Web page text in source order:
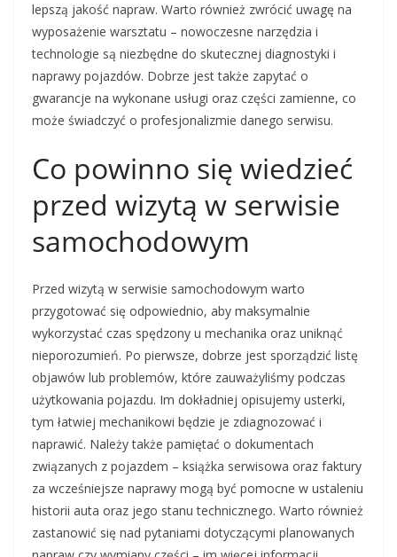
lepszą jakość napraw. Warto również zwrócić uwagę na
wyposażenie warsztatu – nowoczesne narzędzia i
technologie są niezbędne do skutecznej diagnostyki i
naprawy pojazdów. Dobrze jest także zapytać o
gwarancje na wykonane usługi oraz części zamienne, co
może świadczyć o profesjonalizmie danego serwisu.
Co powinno się wiedzieć
przed wizytą w serwisie
samochodowym
Przed wizytą w serwisie samochodowym warto
przygotować się odpowiednio, aby maksymalnie
wykorzystać czas spędzony u mechanika oraz uniknąć
nieporozumień. Po pierwsze, dobrze jest sporządzić listę
objawów lub problemów, które zauważyliśmy podczas
użytkowania pojazdu. Im dokładniej opisujemy usterki,
tym łatwiej mechanikowi będzie je zdiagnozować i
naprawić. Należy także pamiętać o dokumentach
związanych z pojazdem – książka serwisowa oraz faktury
za wcześniejsze naprawy mogą być pomocne w ustaleniu
historii auta oraz jego stanu technicznego. Warto również
zastanowić się nad pytaniami dotyczącymi planowanych